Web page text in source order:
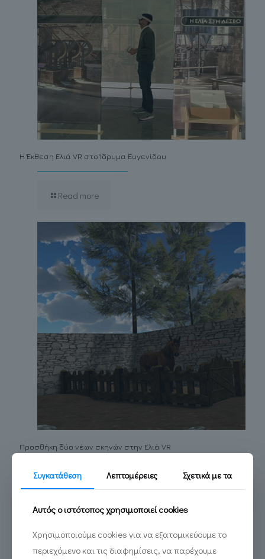
Η Έκθεση Ελιά VR στο Ίδρυμα Ευγενίδου
Read more
Προσθήκη δύο νέων σκηνών στην Ελιά VR
Read more
Συγκατάθεση Λεπτομέρειες Σχετικά με τα
Αυτός ο ιστότοπος χρησιμοποιεί cookies
Χρησιμοποιούμε cookies για να εξατομικεύουμε το
περιεχόμενο και τις διαφημίσεις, να παρέχουμε